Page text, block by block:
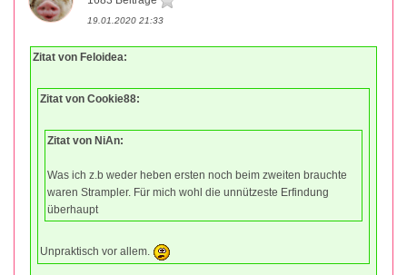
19.01.2020 21:33
Zitat von Feloidea:
Zitat von Cookie88:
Zitat von NiAn:
Was ich z.b weder heben ersten noch beim zweiten brauchte
waren Strampler. Für mich wohl die unnützeste Erfindung
überhaupt
Unpraktisch vor allem.